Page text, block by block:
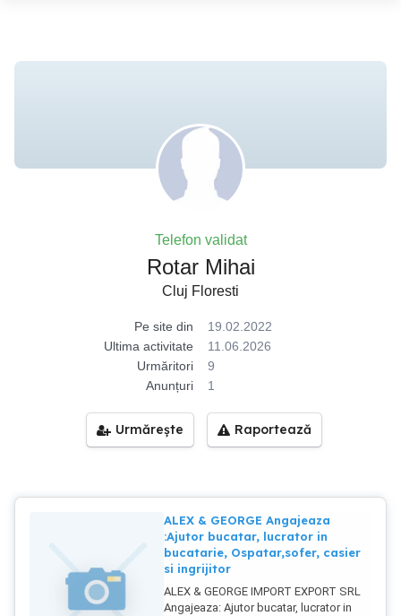
Telefon validat
Rotar Mihai
Cluj Floresti
Pe site din
19.02.2022
Ultima activitate
11.06.2026
Urmăritori
9
Anunțuri
1
Urmărește Raportează
ALEX & GEORGE Angajeaza
:Ajutor bucatar, lucrator in
bucatarie, Ospatar,sofer, casier
si ingrijitor
ALEX & GEORGE IMPORT EXPORT SRL
Angajeaza: Ajutor bucatar, lucrator in